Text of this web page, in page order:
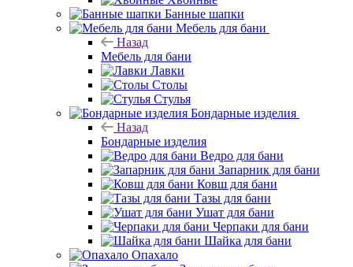
Банные шапки
Мебель для бани
Назад
Мебель для бани
Лавки
Столы
Стулья
Бондарные изделия
Назад
Бондарные изделия
Ведро для бани
Запарник для бани
Ковш для бани
Тазы для бани
Ушат для бани
Черпаки для бани
Шайка для бани
Опахало